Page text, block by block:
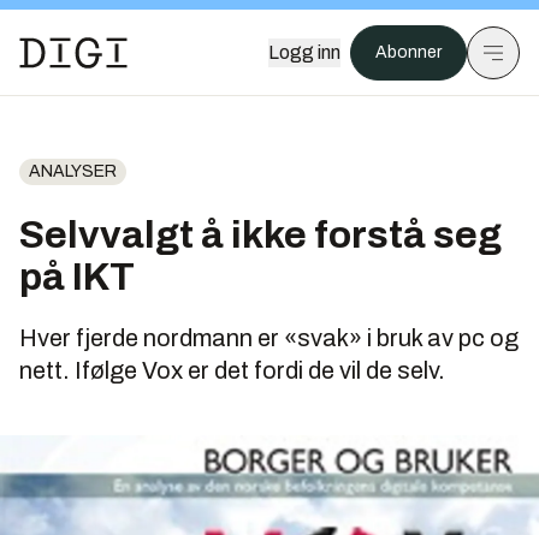
Logg inn Abonner
ANALYSER
Selvvalgt å ikke forstå seg
på IKT
Hver fjerde nordmann er «svak» i bruk av pc og
nett. Ifølge Vox er det fordi de vil de selv.